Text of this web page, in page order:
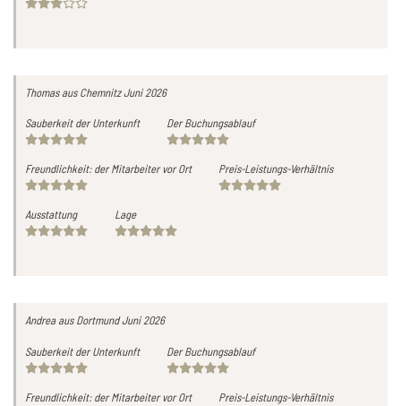
Thomasaus ChemnitzJuni 2026
Sauberkeit der Unterkunft Der Buchungsablauf
Freundlichkeit: der Mitarbeiter vor Ort Preis-Leistungs-Verhältnis
Ausstattung Lage
Andreaaus DortmundJuni 2026
Sauberkeit der Unterkunft Der Buchungsablauf
Freundlichkeit: der Mitarbeiter vor Ort Preis-Leistungs-Verhältnis